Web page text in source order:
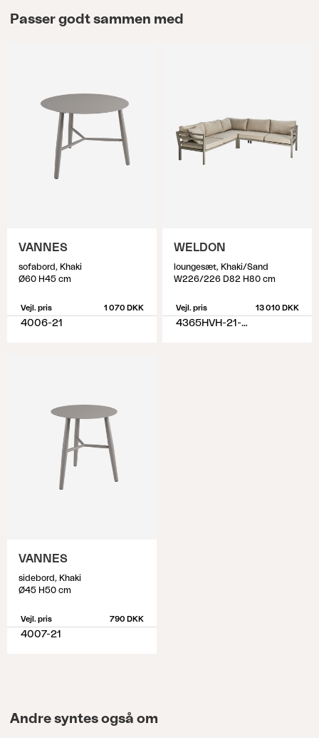
Passer godt sammen med
VANNES
sofabord, Khaki
Ø60 H45 cm
Vejl. pris 1 070 DKK
4006-21
WELDON
loungesæt, Khaki/Sand
W226/226 D82 H80 cm
Vejl. pris 13 010 DKK
4365HVH-21-02
VANNES
sidebord, Khaki
Ø45 H50 cm
Vejl. pris 790 DKK
4007-21
Andre syntes også om